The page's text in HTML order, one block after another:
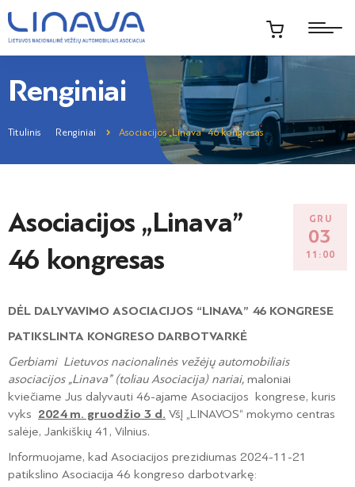
Renginiai
Titulinis Renginiai Asociacijos „Linava” 46 kongresas
Asociacijos „Linava”
46 kongresas
GRU
03
11:00
DĖL DALYVAVIMO ASOCIACIJOS “LINAVA” 46 KONGRESE
PATIKSLINTA KONGRESO DARBOTVARKĖ
Gerbiami Lietuvos nacionalinės vežėjų automobiliais
asociacijos „Linava” (toliau Asociacija) nariai, maloniai
kviečiame Jus dalyvauti 46-ajame Asociacijos kongrese, kuris
vyks 2024 m. gruodžio 3 d. VšĮ „LINAVOS“ mokymo centras
salėje, Jankiškių 41, Vilnius.
Informuojame, kad Asociacijos prezidiumas 2024-11-21
patikslino Asociacija 46 kongreso darbotvarkę: